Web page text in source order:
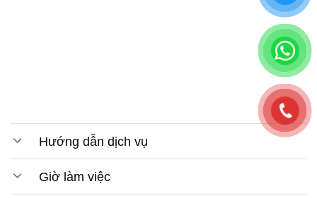
Hướng dẫn dịch vụ
Giờ làm việc